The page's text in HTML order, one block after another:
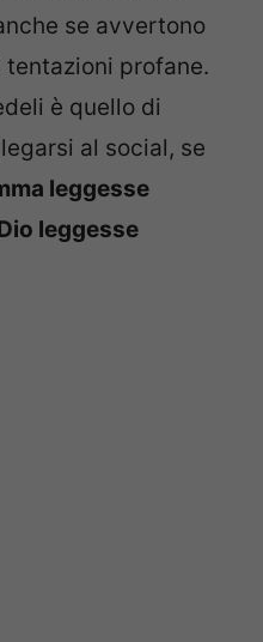
se avvertono
profane.
è quello di
al social, se
leggesse
leggesse